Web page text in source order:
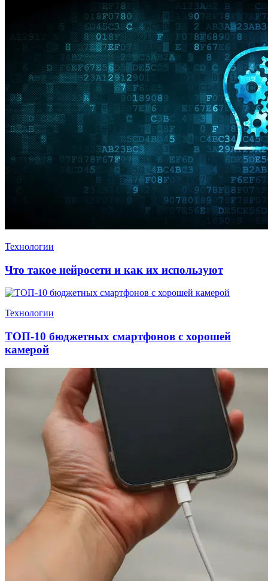
Технологии
Что такое нейросети и как их используют
Технологии
ТОП-10 бюджетных смартфонов с хорошей
камерой